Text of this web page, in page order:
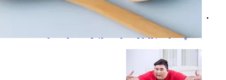
ما هي كمية البروتين اللازمة للرجال؟.. تعرف عليها